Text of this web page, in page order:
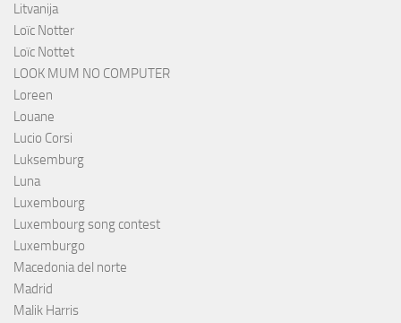
Litvanija
Loïc Notter
Loïc Nottet
LOOK MUM NO COMPUTER
Loreen
Louane
Lucio Corsi
Luksemburg
Luna
Luxembourg
Luxembourg song contest
Luxemburgo
Macedonia del norte
Madrid
Malik Harris